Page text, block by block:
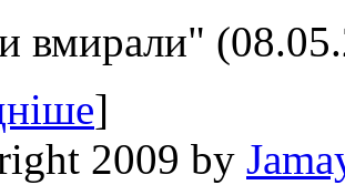
вмирали"
]
2009 by